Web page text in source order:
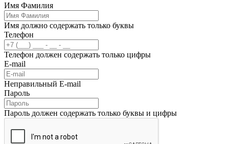
Имя Фамилия
Имя должно содержать только буквы
Телефон
Телефон должен содержать только цифры
E-mail
Неправильный E-mail
Пароль
Пароль должен содержать только буквы и цифры